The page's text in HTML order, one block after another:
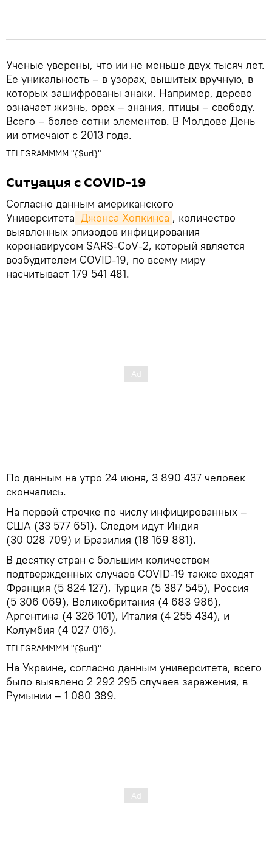
Ученые уверены, что ии не меньше двух тысяч лет.
Ее уникальность – в узорах, вышитых вручную, в
которых зашифрованы знаки. Например, дерево
означает жизнь, орех – знания, птицы – свободу.
Всего – более сотни элементов. В Молдове День
ии отмечают с 2013 года.
TELEGRAMMMM "{$url}"
Ситуация с COVID-19
Согласно данным американского
Университета Джонса Хопкинса , количество
выявленных эпизодов инфицирования
коронавирусом SARS-CoV-2, который является
возбудителем COVID-19, по всему миру
насчитывает 179 541 481.
По данным на утро 24 июня, 3 890 437 человек
скончались.
На первой строчке по числу инфицированных –
США (33 577 651). Следом идут Индия
(30 028 709) и Бразилия (18 169 881).
В десятку стран с большим количеством
подтвержденных случаев COVID-19 также входят
Франция (5 824 127), Турция (5 387 545), Россия
(5 306 069), Великобритания (4 683 986),
Аргентина (4 326 101), Италия (4 255 434), и
Колумбия (4 027 016).
TELEGRAMMMM "{$url}"
На Украине, согласно данным университета, всего
было выявлено 2 292 295 случаев заражения, в
Румынии – 1 080 389.